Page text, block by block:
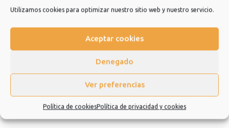
Utilizamos cookies para optimizar nuestro sitio web y nuestro servicio.
Aceptar cookies
Denegado
Ver preferencias
Política de cookiesPolítica de privacidad y cookies
Estaremos encantadísimos de poder ayudarle a elegir sus
con amigos o incluso para cualquier ceremonia o evento que
tengas. No dudes en consultarnos.
Estamos muy agradecidos de que hayas elegido nuestra
tienda y esperamos que sea una experiencia de la que quiera
Muchísimas gracias.